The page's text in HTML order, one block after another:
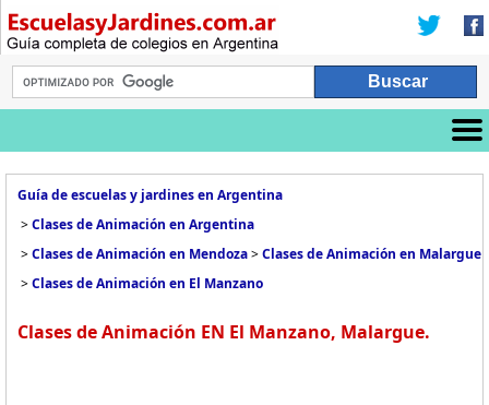
Guía de escuelas y jardines en Argentina
>Clases de Animación en Argentina
>Clases de Animación en Mendoza>Clases de Animación en Malargue
>Clases de Animación en El Manzano
Clases de Animación EN El Manzano, Malargue.